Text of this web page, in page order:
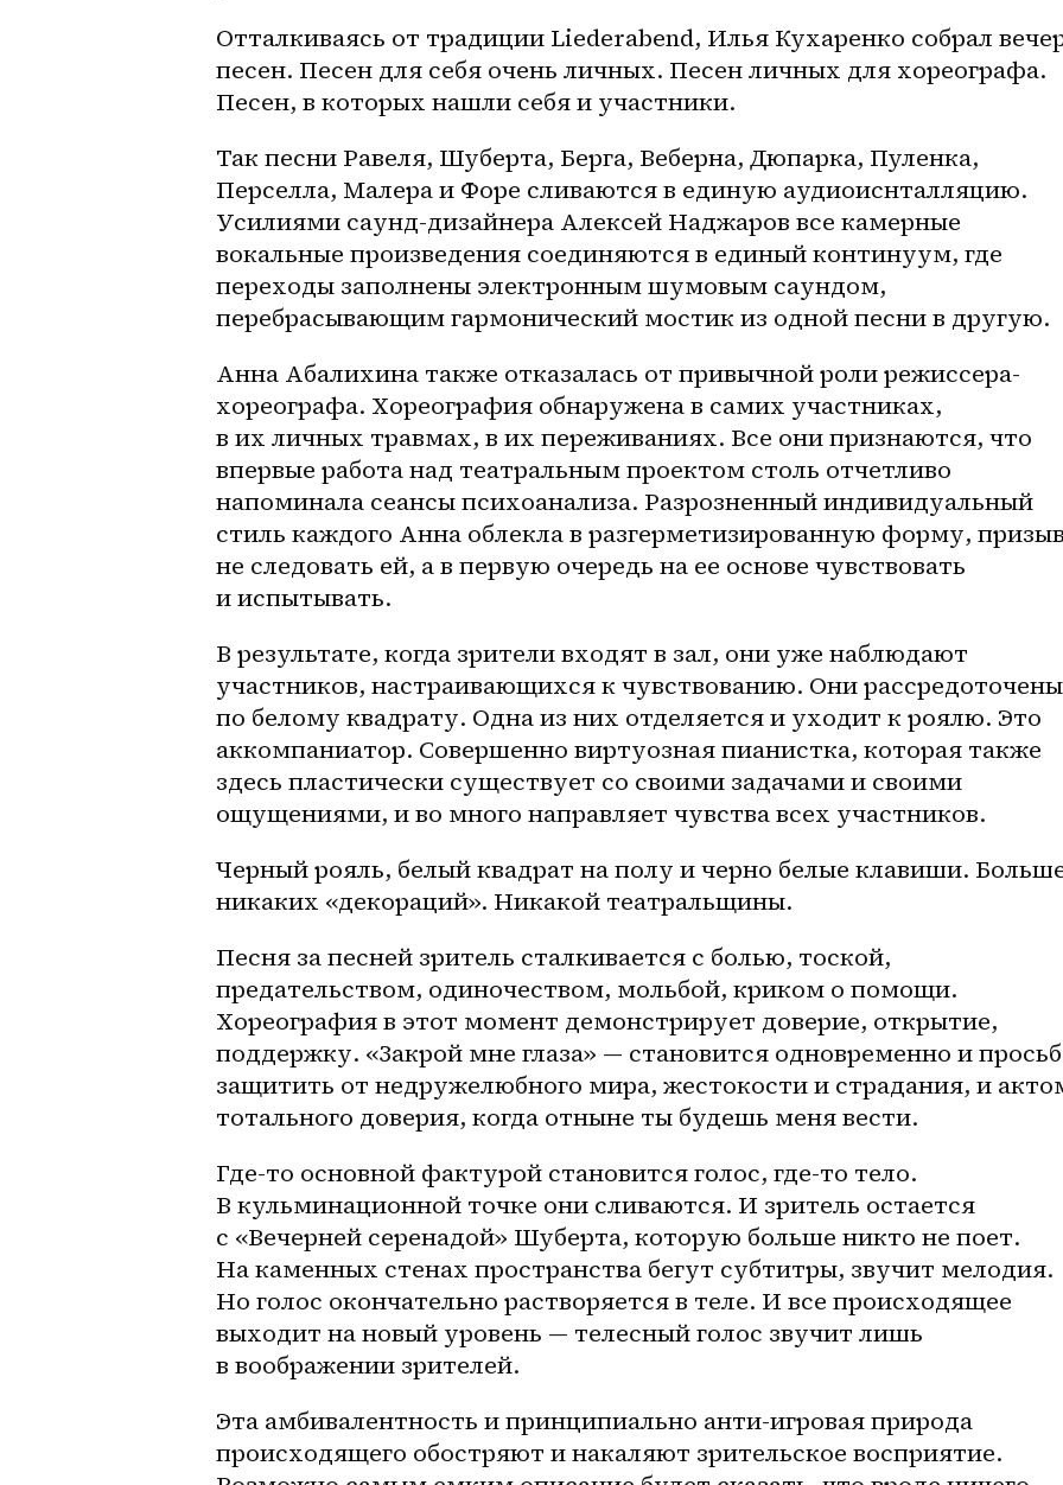
Отталкиваясь от традиции Liederabend, Илья Кухаренко собрал
песен. Песен для себя очень личных. Песен личных для хореографа.
Песен, в которых нашли себя и участники.
Так песни Равеля, Шуберта, Берга, Веберна, Дюпарка, Пуленка,
Перселла, Малера и Форе сливаются в единую аудиоиснталляцию.
Усилиями саунд-дизайнера Алексей Наджаров все камерные
вокальные произведения соединяются в единый континуум, где
переходы заполнены электронным шумовым саундом,
перебрасывающим гармонический мостик из одной песни в другую.
Анна Абалихина также отказалась от привычной роли режиссера-
хореографа. Хореография обнаружена в самих участниках,
в их личных травмах, в их переживаниях. Все они признаются, что
впервые работа над театральным проектом столь отчетливо
напоминала сеансы психоанализа. Разрозненный индивидуальный
стиль каждого Анна облекла в разгерметизированную форму,
не следовать ей, а в первую очередь на ее основе чувствовать
и испытывать.
В результате, когда зрители входят в зал, они уже наблюдают
участников, настраивающихся к чувствованию. Они рассредоточены
по белому квадрату. Одна из них отделяется и уходит к роялю. Это
аккомпаниатор. Совершенно виртуозная пианистка, которая также
здесь пластически существует со своими задачами и своими
ощущениями, и во много направляет чувства всех участников.
Черный рояль, белый квадрат на полу и черно белые клавиши.
никаких «декораций». Никакой театральщины.
Песня за песней зритель сталкивается с болью, тоской,
предательством, одиночеством, мольбой, криком о помощи.
Хореография в этот момент демонстрирует доверие, открытие,
поддержку. «Закрой мне глаза» — становится одновременно и
защитить от недружелюбного мира, жестокости и страдания, и
тотального доверия, когда отныне ты будешь меня вести.
Где-то основной фактурой становится голос, где-то тело.
В кульминационной точке они сливаются. И зритель остается
с «Вечерней серенадой» Шуберта, которую больше никто не поет.
На каменных стенах пространства бегут субтитры, звучит мелодия.
Но голос окончательно растворяется в теле. И все происходящее
выходит на новый уровень — телесный голос звучит лишь
в воображении зрителей.
Эта амбивалентность и принципиально анти-игровая природа
происходящего обостряют и накаляют зрительское восприятие.